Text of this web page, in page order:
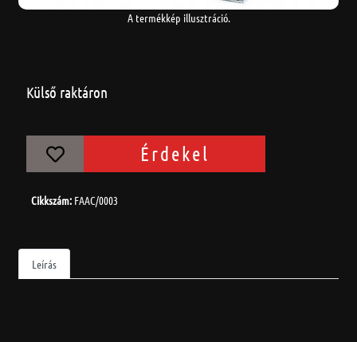
A termékkép illusztráció.
Külső raktáron
Érdekel
Cikkszám: FAAC/0003
Leírás